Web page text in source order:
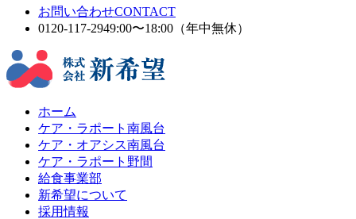
お問い合わせCONTACT
0120-117-2949:00〜18:00（年中無休）
ホーム
ケア・ラポート南風台
ケア・オアシス南風台
ケア・ラポート野間
給食事業部
新希望について
採用情報